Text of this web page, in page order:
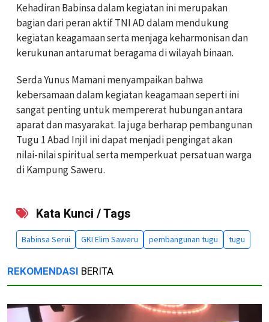
Kehadiran Babinsa dalam kegiatan ini merupakan
bagian dari peran aktif TNI AD dalam mendukung
kegiatan keagamaan serta menjaga keharmonisan dan
kerukunan antarumat beragama di wilayah binaan.
Serda Yunus Mamani menyampaikan bahwa
kebersamaan dalam kegiatan keagamaan seperti ini
sangat penting untuk mempererat hubungan antara
aparat dan masyarakat. Ia juga berharap pembangunan
Tugu 1 Abad Injil ini dapat menjadi pengingat akan
nilai-nilai spiritual serta memperkuat persatuan warga
di Kampung Saweru.
Kata Kunci / Tags
Babinsa Serui GKI Elim Saweru pembangunan tugu tugu
REKOMENDASI BERITA